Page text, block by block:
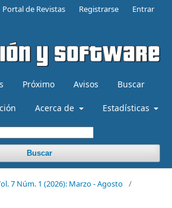
Próximo Avisos Buscar
Acerca de Estadísticas
Buscar
Portal de Revistas Registrarse Entrar
7 Núm. 1 (2026): Marzo - Agosto /